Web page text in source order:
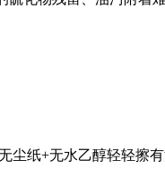
纸+无水乙醇轻轻擦